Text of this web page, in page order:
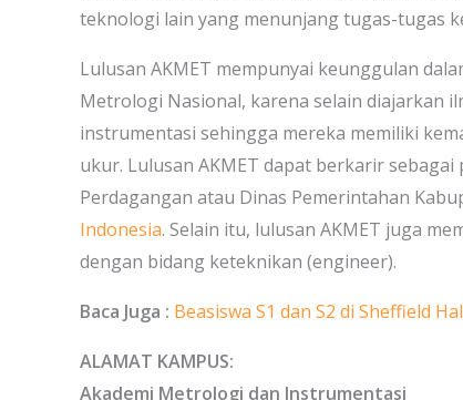
teknologi lain yang menunjang tugas-tugas
Lulusan AKMET mempunyai keunggulan
Metrologi Nasional, karena selain diajarkan
instrumentasi sehingga mereka memiliki
ukur. Lulusan AKMET dapat berkarir
Perdagangan atau Dinas Pemerintahan
Indonesia. Selain itu, lulusan AKMET juga
dengan bidang keteknikan (engineer).
Baca Juga : Beasiswa S1 dan S2 di Sheffield
ALAMAT KAMPUS:
Akademi Metrologi dan Instrumentasi